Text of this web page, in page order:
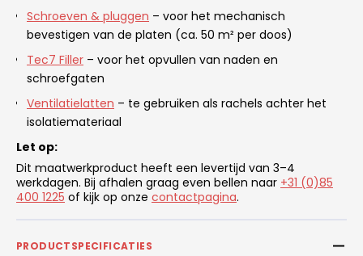
Schroeven & pluggen – voor het mechanisch
bevestigen van de platen (ca. 50 m² per doos)
Tec7 Filler – voor het opvullen van naden en
schroefgaten
Ventilatielatten – te gebruiken als rachels achter het
isolatiemateriaal
Let op:
Dit maatwerkproduct heeft een levertijd van 3–4
werkdagen. Bij afhalen graag even bellen naar +31 (0)85
400 1225 of kijk op onze contactpagina.
PRODUCTSPECIFICATIES